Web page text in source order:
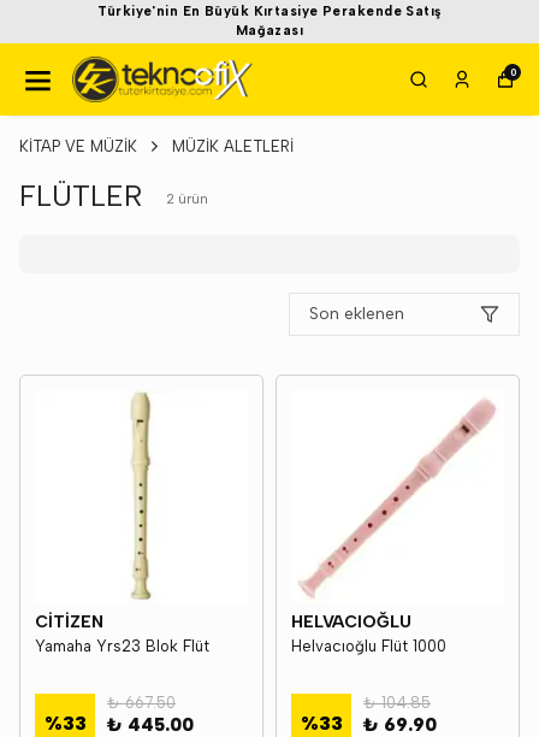
Türkiye'nin En Büyük Kırtasiye Perakende Satış
Mağazası
0
KİTAP VE MÜZİK MÜZİK ALETLERİ
FLÜTLER 2 ürün
Son eklenen
CİTİZEN
Yamaha Yrs23 Blok Flüt
%33
₺ 667.50
₺ 445.00
HELVACIOĞLU
Helvacıoğlu Flüt 1000
%33
₺ 104.85
₺ 69.90